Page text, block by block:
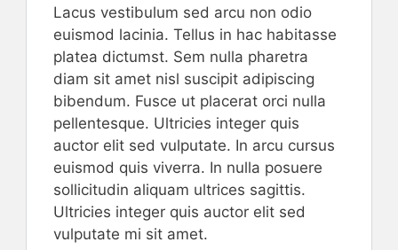
Lacus vestibulum sed arcu non odio
euismod lacinia. Tellus in hac habitasse
platea dictumst. Sem nulla pharetra
diam sit amet nisl suscipit adipiscing
bibendum. Fusce ut placerat orci nulla
pellentesque. Ultricies integer quis
auctor elit sed vulputate. In arcu cursus
euismod quis viverra. In nulla posuere
sollicitudin aliquam ultrices sagittis.
Ultricies integer quis auctor elit sed
vulputate mi sit amet.